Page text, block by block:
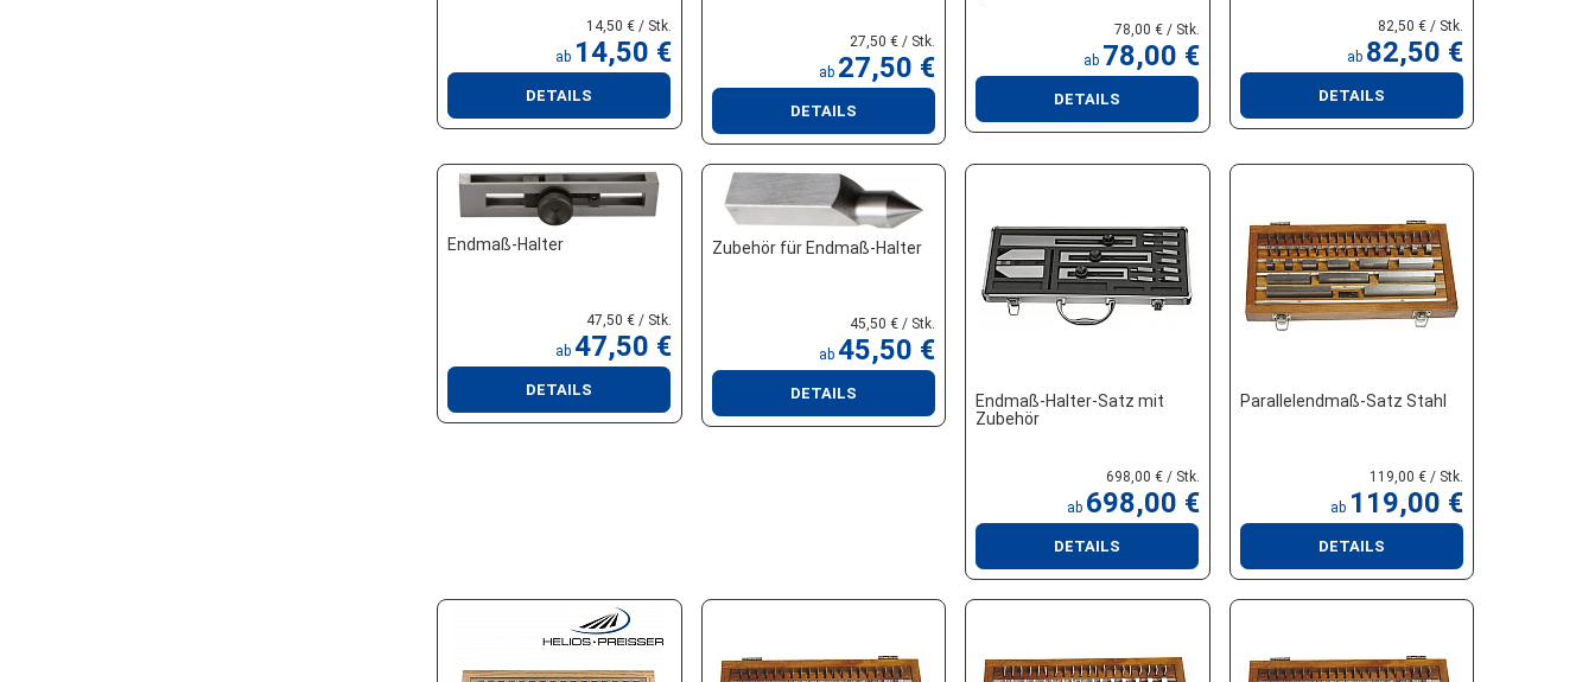
14,50 € / Stk.
ab 14,50 €
DETAILS
27,50 € / Stk.
ab 27,50 €
DETAILS
78,00 € / Stk.
ab 78,00 €
DETAILS
82,50 € / Stk.
ab 82,50 €
DETAILS
Endmaß-Halter
47,50 € / Stk.
ab 47,50 €
DETAILS
Zubehör für Endmaß-Halter
45,50 € / Stk.
ab 45,50 €
DETAILS
Endmaß-Halter-Satz mit
Zubehör
698,00 € / Stk.
ab 698,00 €
DETAILS
Parallelendmaß-Satz Stahl
119,00 € / Stk.
ab 119,00 €
DETAILS